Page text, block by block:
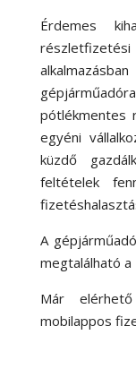
Érdemes
részletfizetési
pótlékmentes
egyéni
küzdő
feltételek
A
megtalálható a
Már
mobilappos